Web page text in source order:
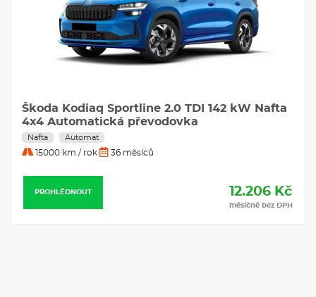
Škoda Kodiaq Sportline 2.0 TDI 142 kW Nafta
4x4 Automatická převodovka
Nafta Automat
15000 km / rok 36 měsíců
PROHLÉDNOUT 12.206 Kč
měsíčně bez DPH